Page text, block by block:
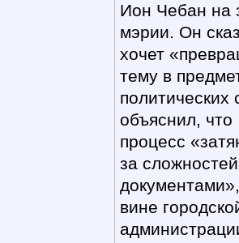
Ион Чебан на
мэрии. Он
хочет
тему в
политических
объяснил, что
процесс
за
вине